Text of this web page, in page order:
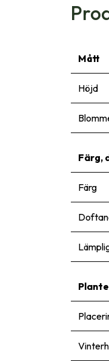
Mått
Höjd
Färg,
Färg